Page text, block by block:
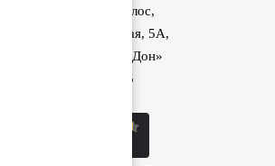
поселок Красный Колос,
улица Производственная, 5А,
1040 км трассы М-4 «Дон»
8 (800) 222-60-05